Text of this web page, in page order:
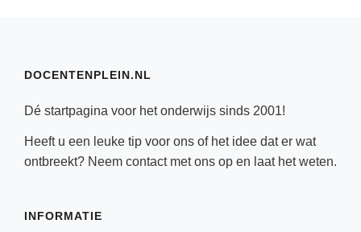
DOCENTENPLEIN.NL
Dé startpagina voor het onderwijs sinds 2001!
Heeft u een leuke tip voor ons of het idee dat er wat
ontbreekt? Neem contactmet ons op en laat het weten.
INFORMATIE